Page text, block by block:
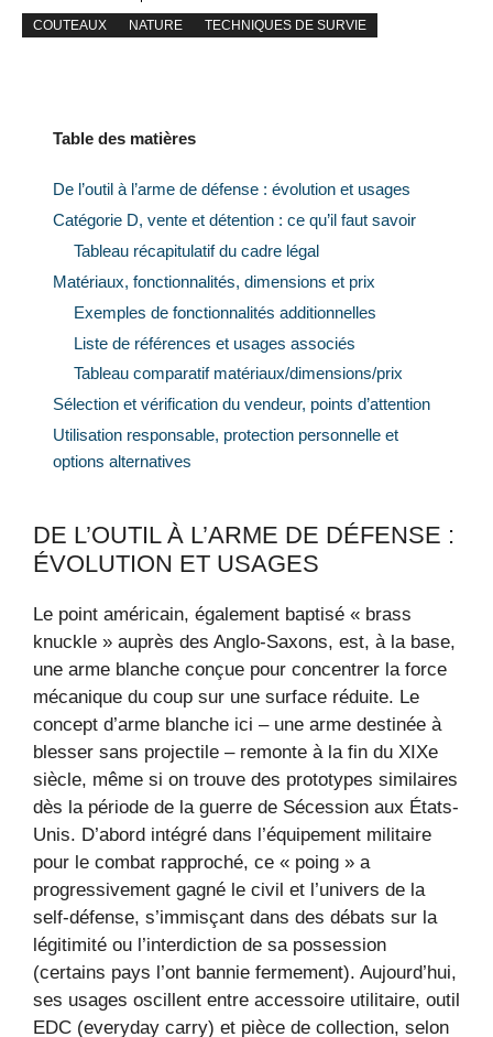
COUTEAUX NATURE TECHNIQUES DE SURVIE
Table des matières
De l’outil à l’arme de défense : évolution et usages
Catégorie D, vente et détention : ce qu’il faut savoir
Tableau récapitulatif du cadre légal
Matériaux, fonctionnalités, dimensions et prix
Exemples de fonctionnalités additionnelles
Liste de références et usages associés
Tableau comparatif matériaux/dimensions/prix
Sélection et vérification du vendeur, points d’attention
Utilisation responsable, protection personnelle et
options alternatives
DE L’OUTIL À L’ARME DE DÉFENSE :
ÉVOLUTION ET USAGES
Le point américain, également baptisé « brass
knuckle » auprès des Anglo-Saxons, est, à la base,
une arme blanche conçue pour concentrer la force
mécanique du coup sur une surface réduite. Le
concept d’arme blanche ici – une arme destinée à
blesser sans projectile – remonte à la fin du XIXe
siècle, même si on trouve des prototypes similaires
dès la période de la guerre de Sécession aux États-
Unis. D’abord intégré dans l’équipement militaire
pour le combat rapproché, ce « poing » a
progressivement gagné le civil et l’univers de la
self-défense, s’immisçant dans des débats sur la
légitimité ou l’interdiction de sa possession
(certains pays l’ont bannie fermement). Aujourd’hui,
ses usages oscillent entre accessoire utilitaire, outil
EDC (everyday carry) et pièce de collection, selon